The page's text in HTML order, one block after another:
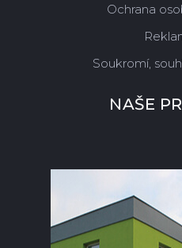
Ochrana
Soukromí,
NAŠE